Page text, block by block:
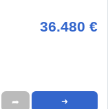
36.480 €
➦ ➜